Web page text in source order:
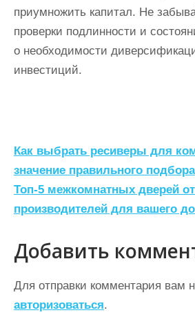
приумножить капитал. Не
проверки подлинности и
о необходимости
инвестиций.
Н
а
в
и
г
а
ц
и
Как выбрать ресиверы для
значение правильного подбора
Топ-5 межкомнатных дверей
производителей для вашего
Добавить
Для отправки комментария вам
авторизоваться.